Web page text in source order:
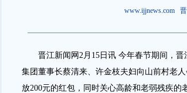
www.ijjnews.com
晋江新闻网2月15日讯 今年春节期间，晋
集团董事长蔡清来、许金枝夫妇向山前村老
放200元的红包，同时关心高龄和老弱残疾的